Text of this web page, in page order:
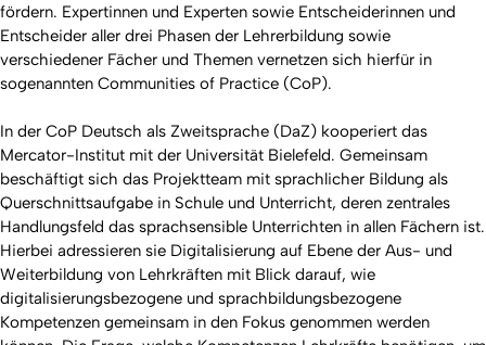
fördern. Expertinnen und Experten sowie Entscheiderinnen und
Entscheider aller drei Phasen der Lehrerbildung sowie
verschiedener Fächer und Themen vernetzen sich hierfür in
sogenannten Communities of Practice (CoP).
In der CoP Deutsch als Zweitsprache (DaZ) kooperiert das
Mercator-Institut mit der Universität Bielefeld. Gemeinsam
beschäftigt sich das Projektteam mit sprachlicher Bildung als
Querschnittsaufgabe in Schule und Unterricht, deren zentrales
Handlungsfeld das sprachsensible Unterrichten in allen Fächern ist.
Hierbei adressieren sie Digitalisierung auf Ebene der Aus- und
Weiterbildung von Lehrkräften mit Blick darauf, wie
digitalisierungsbezogene und sprachbildungsbezogene
Kompetenzen gemeinsam in den Fokus genommen werden